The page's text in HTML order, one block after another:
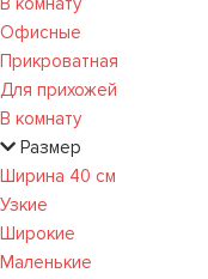
Офисные
Прикроватная
Для прихожей
В комнату
Размер
Ширина 40 см
Узкие
Широкие
Маленькие